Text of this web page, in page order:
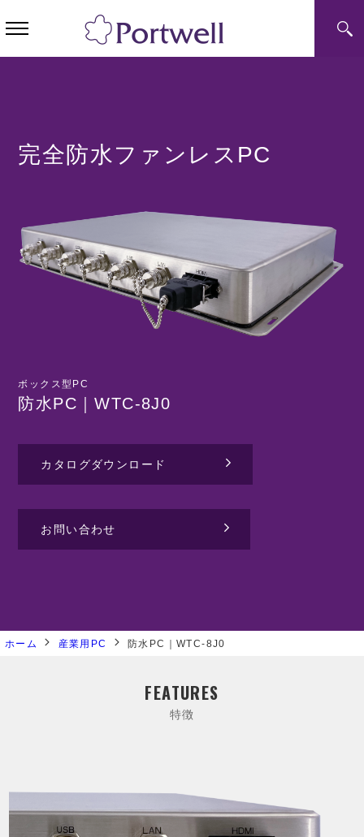
完全防水ファンレスPC
ボックス型PC
防水PC｜WTC-8J0
カタログダウンロード
お問い合わせ
ホーム 産業用PC 防水PC｜WTC-8J0
FEATURES
特徴